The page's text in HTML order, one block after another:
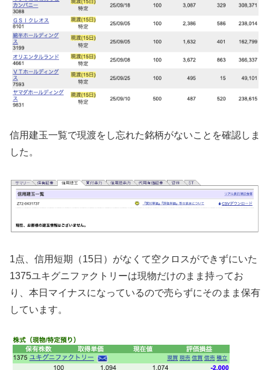
信用建玉一覧で現渡をし忘れた銘柄がないことを確認しま
した。
1点、信用短期（15日）がなくて空クロスができずにいた
1375ユキグニファクトリーは現物だけのまま持ってお
り、本日マイナスになっているので売らずにそのまま保有
しています。